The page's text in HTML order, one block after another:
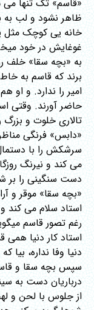
«قاسم» تک تنها
ظاهر نشود و لب به
خانه یی کوچک مثل
غوغایش در خود
به «بچه سقا» خلف
برند که قاسم به
امیر را ندارد. و او
حاضر آورند. وقتی
تالاری خلوت و بزرگ
«دابس» فرنگی
سرشکش را با
می کند و نیرنگ
دست سنگینی را بر
«بچه سقا» موقر و
استاد سلام می کند
رغم تصور قاسم
استاد کار دنیا همی
دنیا وفا نداره، بیا
سپس بچه سقا و
درباریان دست به
از جلوس با لحن و